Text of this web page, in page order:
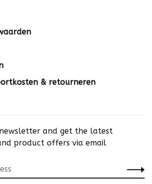
& retourneren
and get the latest
product offers via email